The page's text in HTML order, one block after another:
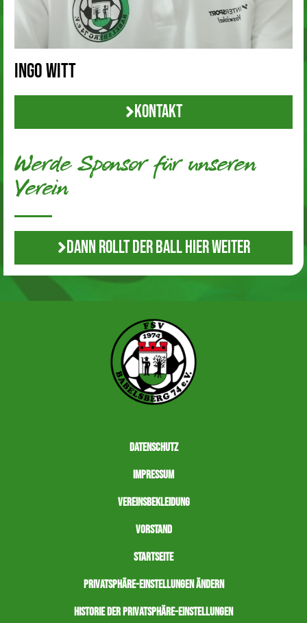
Ingo Witt
Kontakt
Werde Sponsor für unseren
Verein
Dann rollt der Ball hier weiter
Datenschutz
Impressum
Vereinsbekleidung
Vorstand
Startseite
Privatsphäre-Einstellungen ändern
Historie der Privatsphäre-Einstellungen